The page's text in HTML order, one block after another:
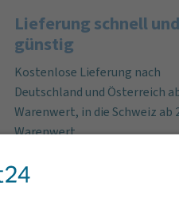
Lieferung schnell und
günstig
Kostenlose Lieferung nach
Deutschland und Österreich
Warenwert, in die Schweiz ab
Warenwert.
Bei Bestelleingang an
bis 12 Uhr versenden wir